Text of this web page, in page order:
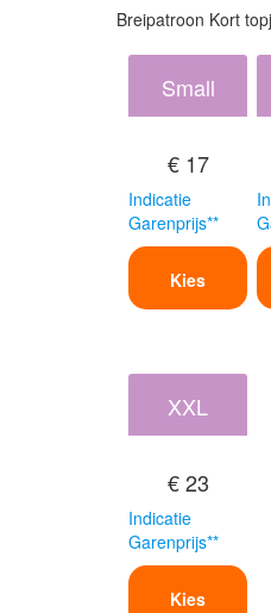
Breipatroon Kort
Small
€ 17
Indicatie
Garenprijs**
Kies
XXL
€ 23
Indicatie
Garenprijs**
Kies